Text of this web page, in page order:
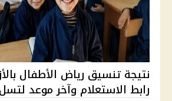
نتيجة تنسيق رياض الأطفال
رابط الاستعلام وآخر موعد